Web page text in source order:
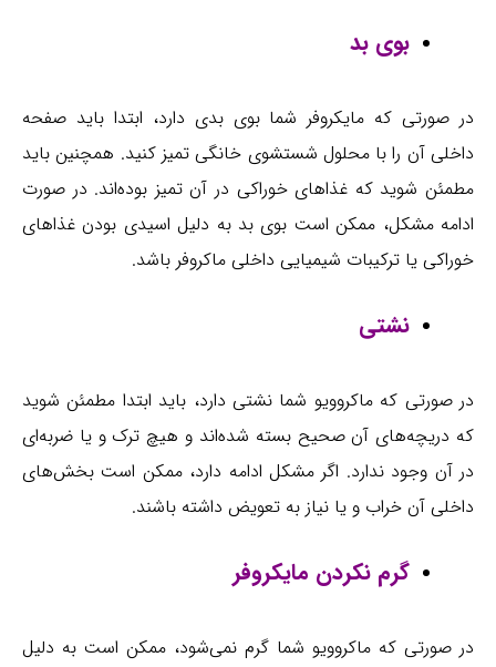
بوی بد
در صورتی که مایکروفر شما بوی بدی دارد، ابتدا باید صفحه
داخلی آن را با محلول شستشوی خانگی تمیز کنید. همچنین باید
مطمئن شوید که غذاهای خوراکی در آن تمیز بوده‌اند. در صورت
ادامه مشکل، ممکن است بوی بد به دلیل اسیدی بودن غذاهای
خوراکی یا ترکیبات شیمیایی داخلی ماکروفر باشد.
نشتی
در صورتی که ماکروویو شما نشتی دارد، باید ابتدا مطمئن شوید
که دریچه‌های آن صحیح بسته شده‌اند و هیچ ترک و یا ضربه‌ای
در آن وجود ندارد. اگر مشکل ادامه دارد، ممکن است بخش‌های
داخلی آن خراب و یا نیاز به تعویض داشته باشند.
گرم نکردن مایکروفر
در صورتی که ماکروویو شما گرم نمی‌شود، ممکن است به دلیل